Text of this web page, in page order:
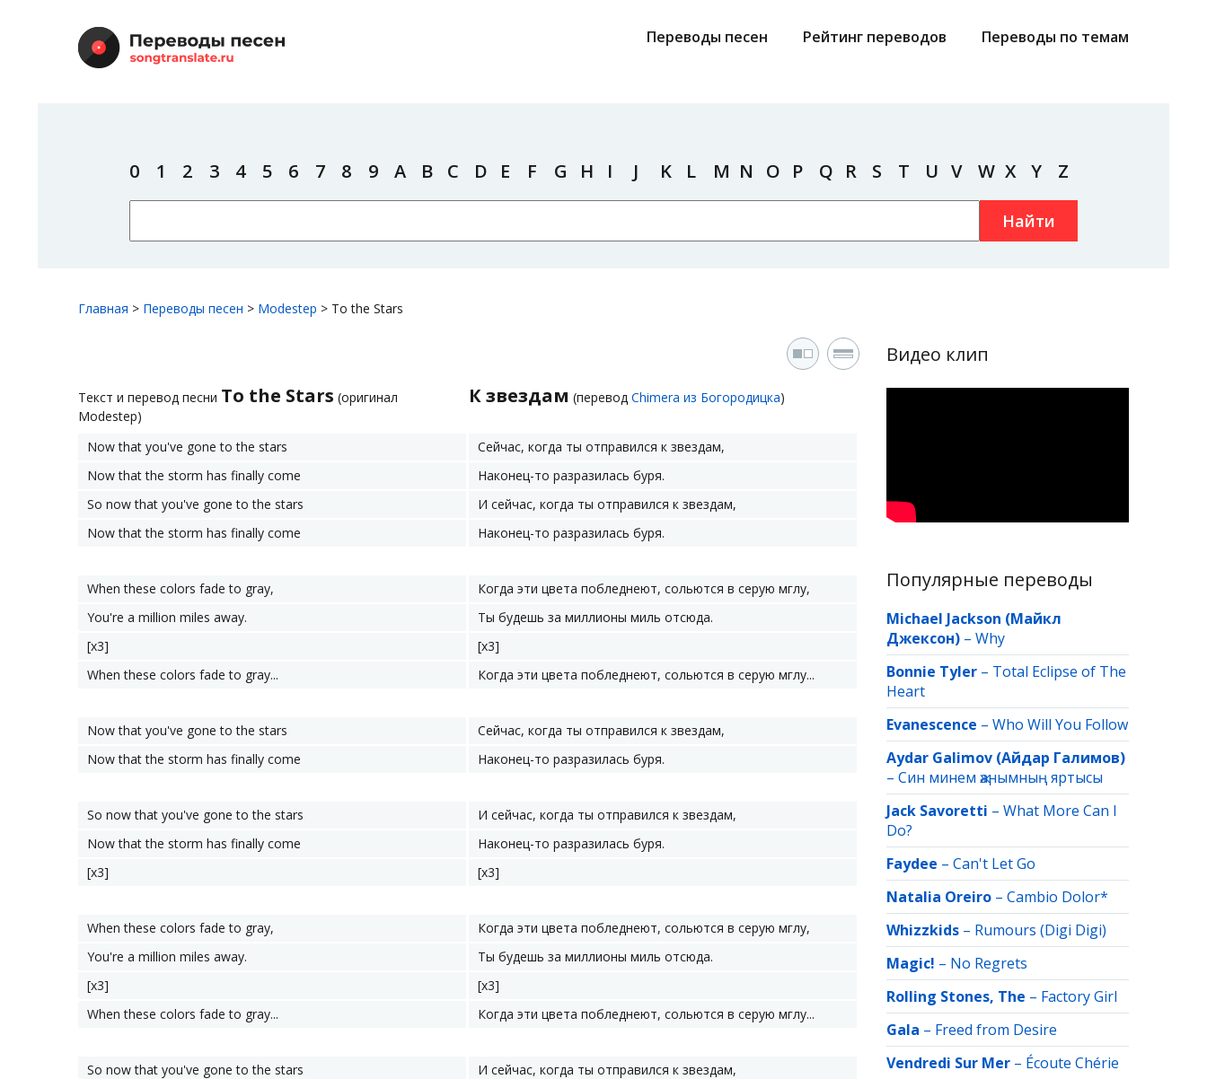
Переводы песен Рейтинг переводов Переводы по темам
0 1 2 3 4 5 6 7 8 9 A B C D E F G H I J K L M N O P Q R S T U V W X Y Z
Найти
Главная > Переводы песен > Modestep > To the Stars
Текст и перевод песни To the Stars (оригинал
Modestep)
К звездам (перевод Chimera из Богородицка)
Now that you've gone to the stars
Сейчас, когда ты отправился к звездам,
Now that the storm has finally come
Наконец-то разразилась буря.
So now that you've gone to the stars
И сейчас, когда ты отправился к звездам,
Now that the storm has finally come
Наконец-то разразилась буря.
When these colors fade to gray,
Когда эти цвета побледнеют, сольются в серую мглу,
You're a million miles away.
Ты будешь за миллионы миль отсюда.
[x3]
[x3]
When these colors fade to gray...
Когда эти цвета побледнеют, сольются в серую мглу...
Now that you've gone to the stars
Сейчас, когда ты отправился к звездам,
Now that the storm has finally come
Наконец-то разразилась буря.
So now that you've gone to the stars
И сейчас, когда ты отправился к звездам,
Now that the storm has finally come
Наконец-то разразилась буря.
[x3]
[x3]
When these colors fade to gray,
Когда эти цвета побледнеют, сольются в серую мглу,
You're a million miles away.
Ты будешь за миллионы миль отсюда.
[x3]
[x3]
When these colors fade to gray...
Когда эти цвета побледнеют, сольются в серую мглу...
So now that you've gone to the stars
И сейчас, когда ты отправился к звездам,
Видео клип
Популярные переводы
Michael Jackson (Майкл
Джексон) – Why
Bonnie Tyler – Total Eclipse of The
Heart
Evanescence – Who Will You Follow
Aydar Galimov (Айдар Галимов)
– Син минем җанымның яртысы
Jack Savoretti – What More Can I
Do?
Faydee – Can't Let Go
Natalia Oreiro – Cambio Dolor*
Whizzkids – Rumours (Digi Digi)
Magic! – No Regrets
Rolling Stones, The – Factory Girl
Gala – Freed from Desire
Vendredi Sur Mer – Écoute Chérie